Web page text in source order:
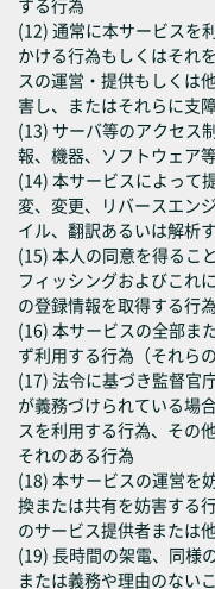
する行為
(12) 通常に本サービスを
かける行為もしくはそれ
スの運営・提供もしくは
害し、またはそれらに支
(13) サーバ等のアクセス
報、機器、ソフトウェア
(14) 本サービスによって
変、変更、リバースエン
イル、翻訳あるいは解析
(15) 本人の同意を得るこ
フィッシングおよびこれ
の登録情報を取得する行為
(16) 本サービスの全部ま
ず利用する行為（それら
(17) 法令に基づき監督官
が義務づけられている場
スを利用する行為、その
それのある行為
(18) 本サービスの運営を
換または共有を妨害する
のサービス提供者または
(19) 長時間の架電、同様
または義務や理由のない